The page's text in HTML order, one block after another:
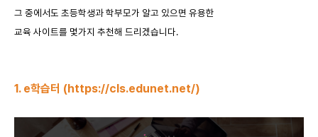
그 중에서도 초등학생과 학부모가 알고 있으면 유용한
교육 사이트를 몇가지 추천해 드리겠습니다.
1. e학습터 (https://cls.edunet.net/)